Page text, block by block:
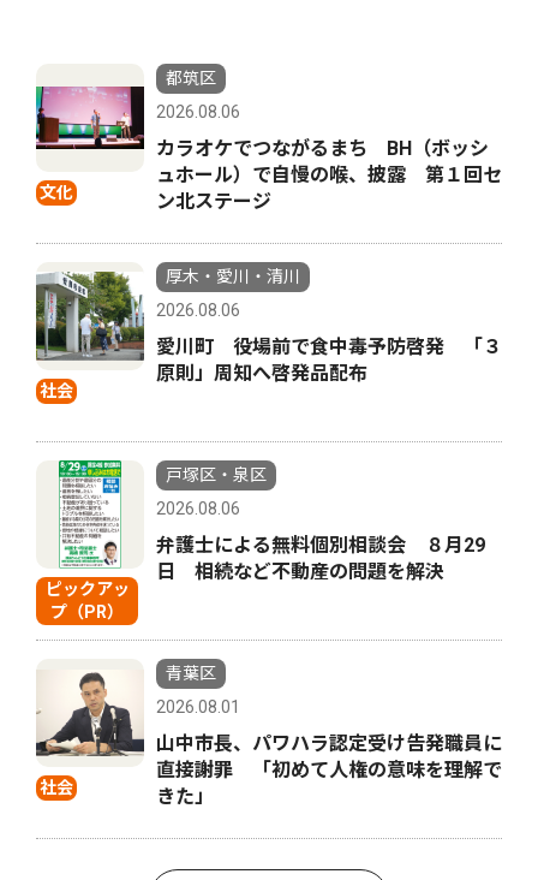
文化
都筑区
2026.08.06
カラオケでつながるまち BH（ボッシ
ュホール）で自慢の喉、披露 第１回セ
ン北ステージ
社会
厚木・愛川・清川
2026.08.06
愛川町 役場前で食中毒予防啓発 「３
原則」周知へ啓発品配布
ピックアッ
プ（PR）
戸塚区・泉区
2026.08.06
弁護士による無料個別相談会 ８月29
日 相続など不動産の問題を解決
社会
青葉区
2026.08.01
山中市長、パワハラ認定受け告発職員に
直接謝罪 「初めて人権の意味を理解で
きた」